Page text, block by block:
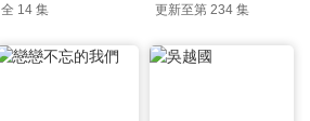
全 14 集 更新至第 234 集